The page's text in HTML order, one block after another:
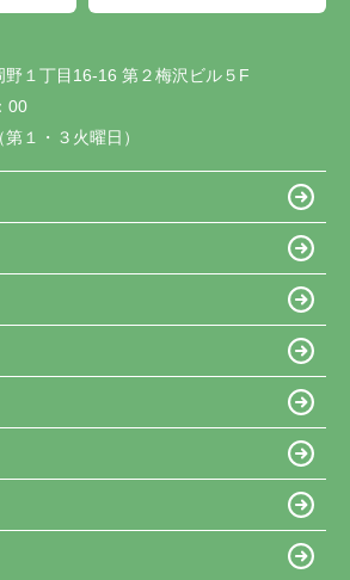
１丁目16-16 第２梅沢ビル５F
00
１・３火曜日）